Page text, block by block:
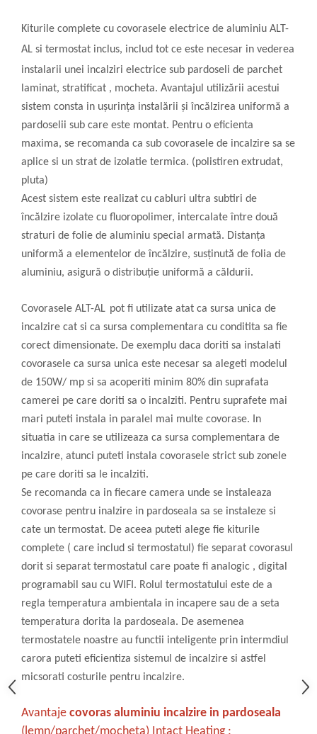
Kiturile complete cu covorasele electrice de aluminiu ALT-
AL si termostat inclus, includ tot ce este necesar in vederea
instalarii unei incalziri electrice sub pardoseli de parchet
laminat, stratificat , mocheta. Avantajul utilizării acestui
sistem consta in ușurința instalării și încălzirea uniformă a
pardoselii sub care este montat. Pentru o eficienta
maxima, se recomanda ca sub covorasele de incalzire sa se
aplice si un strat de izolatie termica. (polistiren extrudat,
pluta)
Acest sistem este realizat cu cabluri ultra subtiri de
încălzire izolate cu fluoropolimer, intercalate între două
straturi de folie de aluminiu special armată. Distanța
uniformă a elementelor de încălzire, susținută de folia de
aluminiu, asigură o distribuție uniformă a căldurii.
Covorasele ALT-AL pot fi utilizate atat ca sursa unica de
incalzire cat si ca sursa complementara cu conditita sa fie
corect dimensionate. De exemplu daca doriti sa instalati
covorasele ca sursa unica este necesar sa alegeti modelul
de 150W/ mp si sa acoperiti minim 80% din suprafata
camerei pe care doriti sa o incalziti. Pentru suprafete mai
mari puteti instala in paralel mai multe covorase. In
situatia in care se utilizeaza ca sursa complementara de
incalzire, atunci puteti instala covorasele strict sub zonele
pe care doriti sa le incalziti.
Se recomanda ca in fiecare camera unde se instaleaza
covorase pentru inalzire in pardoseala sa se instaleze si
cate un termostat. De aceea puteti alege fie kiturile
complete ( care includ si termostatul) fie separat covorasul
dorit si separat termostatul care poate fi analogic , digital
programabil sau cu WIFI. Rolul termostatului este de a
regla temperatura ambientala in incapere sau de a seta
temperatura dorita la pardoseala. De asemenea
termostatele noastre au functii inteligente prin intermdiul
carora puteti eficientiza sistemul de incalzire si astfel
micsorati costurile pentru incalzire.
Avantaje covoras aluminiu incalzire in pardoseala